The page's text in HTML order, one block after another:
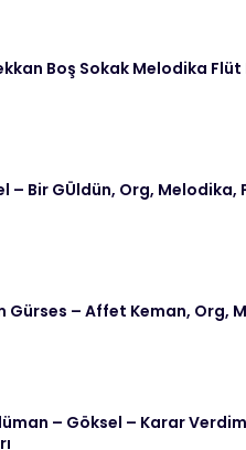
Boş Sokak Melodika
– Bir GÜldün, Org,
Gürses – Affet Keman, Org,
– Göksel – Karar